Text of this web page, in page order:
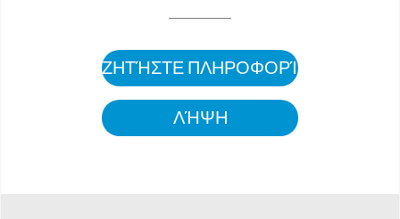
ΖΗΤΉΣΤΕ ΠΛΗΡΟΦΟΡΊΕΣ
ΛΉΨΗ